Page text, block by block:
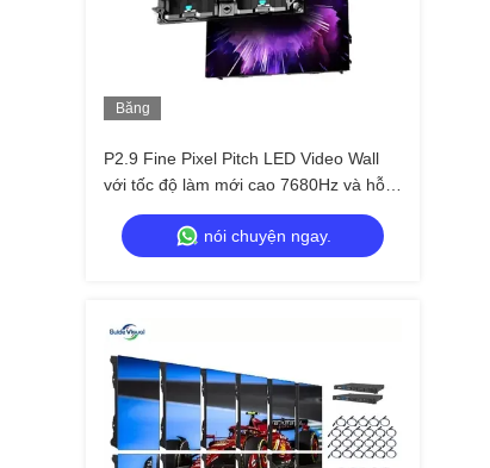
Băng
P2.9 Fine Pixel Pitch LED Video Wall
với tốc độ làm mới cao 7680Hz và hỗ
trợ điện & tín hiệu kép cho các sự kiện
sân khấu
nói chuyện ngay.